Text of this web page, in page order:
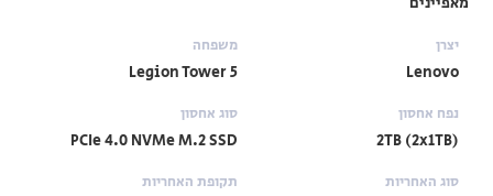
יצרן
Lenovo
משפחה
Legion Tower 5
נפח אחסון
2TB (2x1TB)
סוג אחסון
PCIe 4.0 NVMe M.2 SSD
סוג האחריות תקופת האחריות